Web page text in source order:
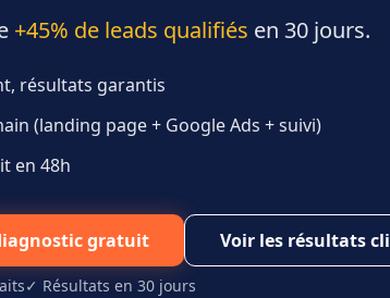
+45% de leads qualifiés en 30 jours.
résultats garantis
(landing page + Google Ads + suivi)
en 48h
gratuit Voir les résultats
✓ Résultats en 30 jours